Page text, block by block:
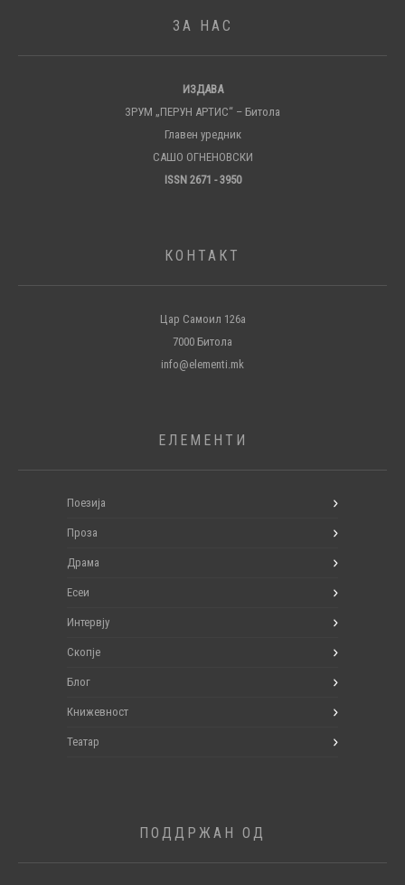
ЗА НАС
ИЗДАВА
ЗРУМ „ПЕРУН АРТИС“ – Битола
Главен уредник
САШО ОГНЕНОВСКИ
ISSN 2671 - 3950
КОНТАКТ
Цар Самоил 126а
7000 Битола
info@elementi.mk
ЕЛЕМЕНТИ
Поезија
Проза
Драма
Есеи
Интервју
Скопје
Блог
Книжевност
Театар
ПОДДРЖАН ОД